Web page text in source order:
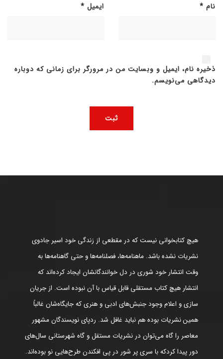
نام * ایمیل *
ذخیره نام، ایمیل و وبسایت من در مرورگر برای زمانی که دوباره
دیدگاهی می‌نویسم.
هیچ کتابخوانی نیست که در مقطعی از زندگی خود اسیر جادوی
نشریات نشده باشد. ماهنامه‌ها، فصلنامه‌ها و حتی گاهنامه‌ها به
وقت انتشار خود شوری در دل خوانندگانشان ایجاد کرده‌اند که
انتشار هیچ کتاب مستقلی قابل قیاس با آن نبوده است. از جریان
سازی و اعلام وجود جنبش‌های ادبی و هنری که جایگاه‌شان غالباً
همین نشریات بوده هم نباید غافل شد. ردپای نویسندگان مشهور
معاصر را گاه می‌توان در نشریات مستقل و گاه شهرستانی سال‌های
دور پیدا کردکه با سری پر شور در پی افکندن طرح‌هایی نو بوده‌اند.